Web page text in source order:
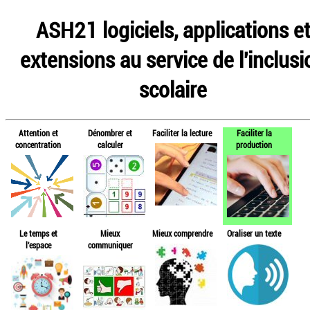
ASH21 logiciels, applications et
extensions au service de
scolaire
Attention et
concentration
Dénombrer et
calculer
Faciliter la lecture
Faciliter la
production
Le temps et
l'espace
Mieux
communiquer
Mieux comprendre Oraliser un texte